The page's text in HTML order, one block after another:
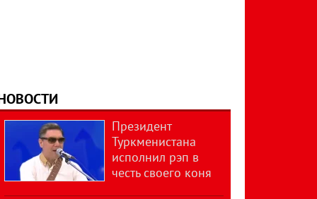
Президент
Туркменистана
исполнил рэп в
честь своего коня